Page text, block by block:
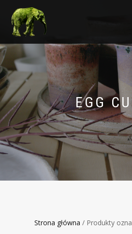
EGG
Strona główna / Produkty